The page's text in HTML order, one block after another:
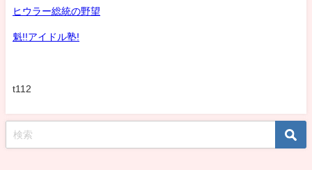
ヒウラー総統の野望
魁!!アイドル塾!
t112